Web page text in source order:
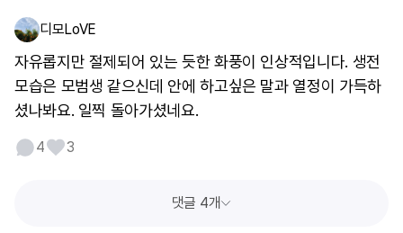
디모LoVE
자유롭지만 절제되어 있는 듯한 화풍이 인상적입니다. 생전
모습은 모범생 같으신데 안에 하고싶은 말과 열정이 가득하
셨나봐요. 일찍 돌아가셨네요.
4 3
댓글 4개